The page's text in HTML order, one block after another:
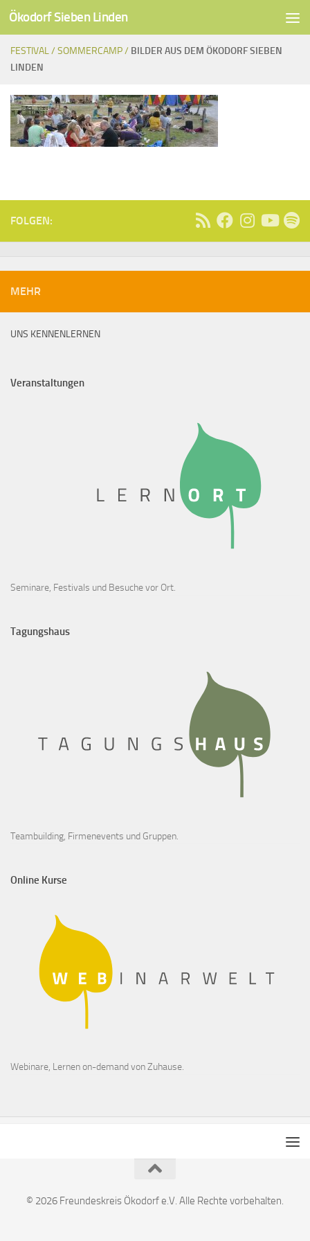
Unter dem Inhalt
Ökodorf Sieben Linden
FESTIVAL /SOMMERCAMP / BILDER AUS DEM ÖKODORF SIEBEN
LINDEN
FOLGEN:
MEHR
UNS KENNENLERNEN
Veranstaltungen
Seminare, Festivals und Besuche vor Ort.
Tagungshaus
Teambuilding, Firmenevents und Gruppen.
Online Kurse
Webinare, Lernen on-demand von Zuhause.
© 2026 Freundeskreis Ökodorf e.V. Alle Rechte vorbehalten.